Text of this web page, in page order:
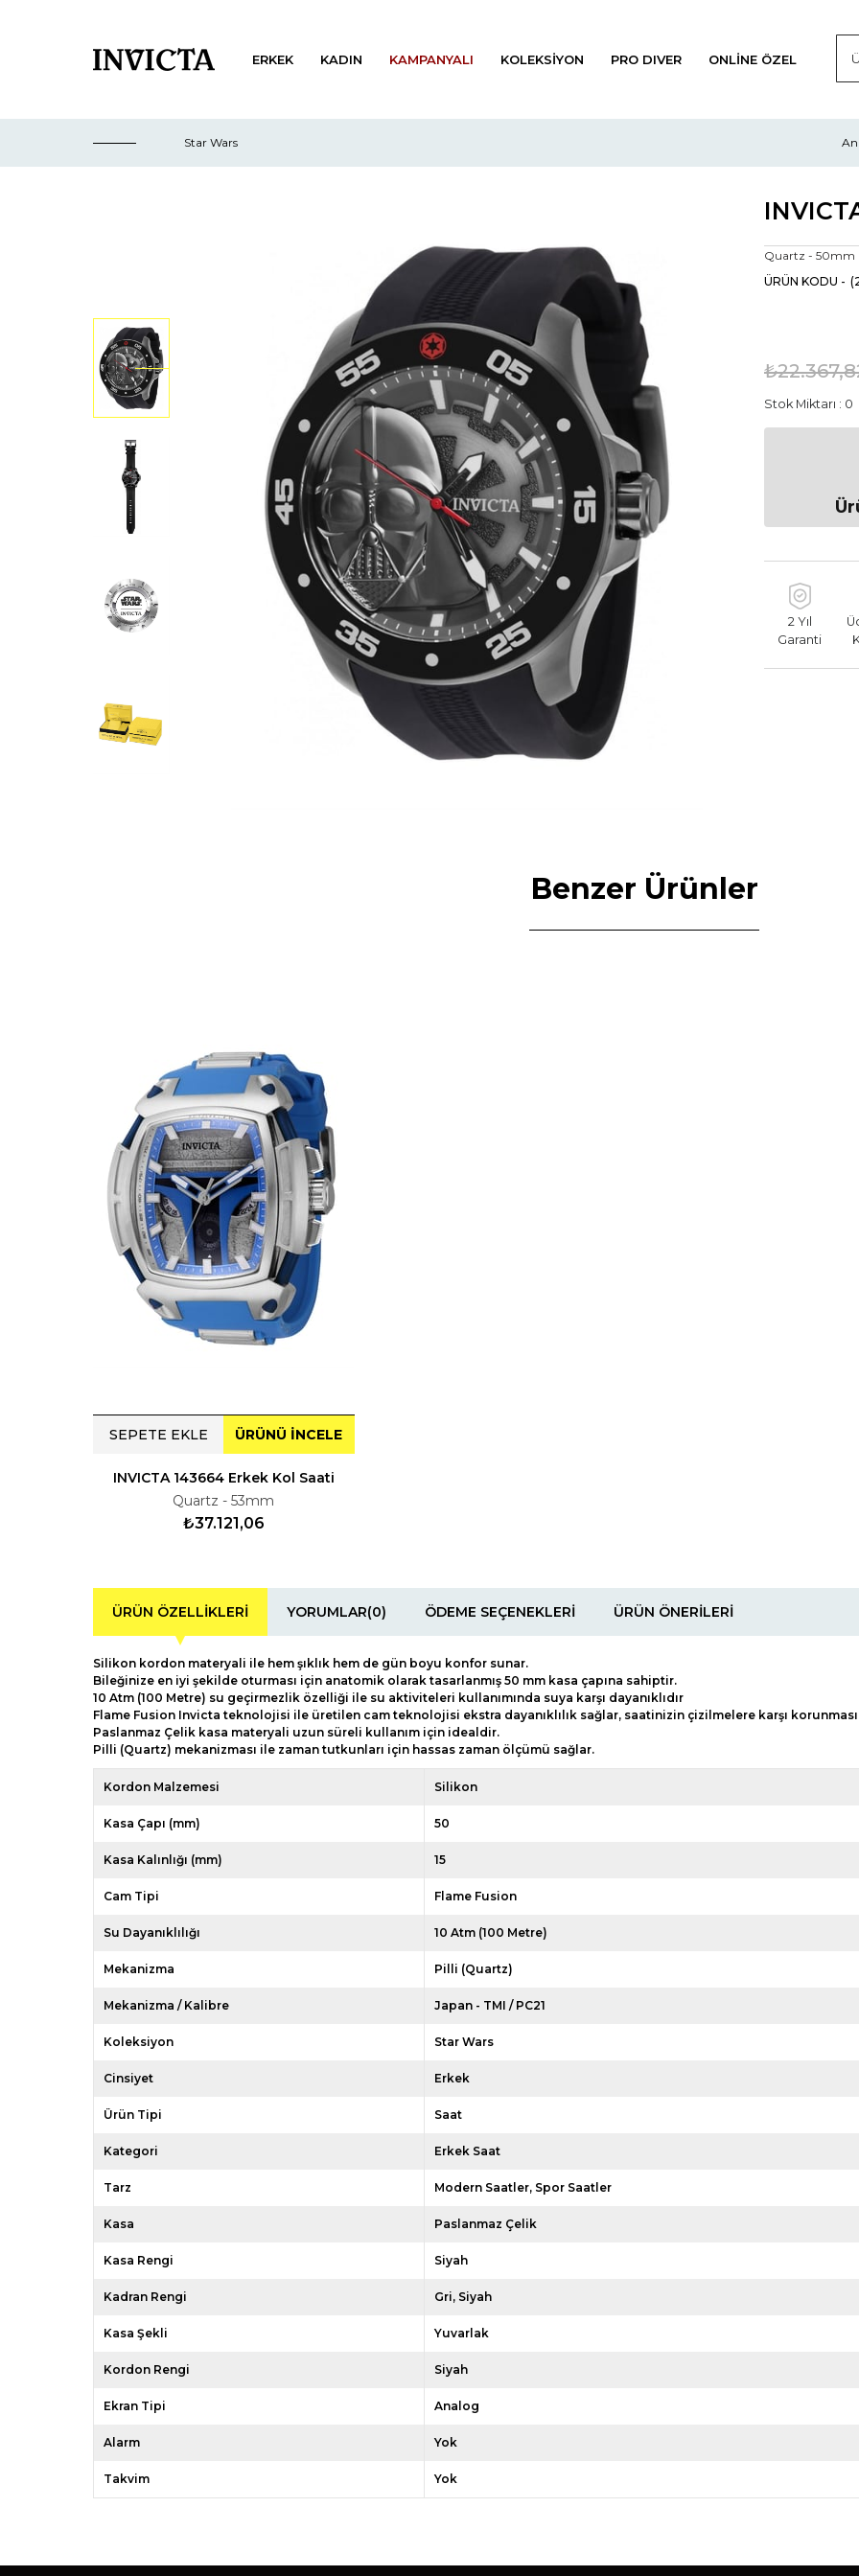
ERKEK KADIN KAMPANYALI KOLEKSIYON PRO DIVER ONLINE ÖZEL
Star Wars
Quartz - 50mm
Stok Miktarı : 0
2 Yıl
Garanti
Benzer Ürünler
INVICTA 143664 Erkek Kol Saati
Quartz - 53mm
₺37.121,06
SEPETE EKLE ÜRÜNÜ İNCELE
ÜRÜN ÖZELLIKLERI YORUMLAR(0) ÖDEME SEÇENEKLERI ÜRÜN ÖNERILERI
Silikon kordon materyali ile hem şıklık hem de gün boyu konfor sunar.
Bileğinize en iyi şekilde oturması için anatomik olarak tasarlanmış 50 mm kasa çapına sahiptir.
10 Atm (100 Metre) su geçirmezlik özelliği ile su aktiviteleri kullanımında suya karşı dayanıklıdır
Flame Fusion Invicta teknolojisi ile üretilen cam teknolojisi ekstra dayanıklılık sağlar, saatinizin çizilmelere karşı
Paslanmaz Çelik kasa materyali uzun süreli kullanım için idealdir.
Pilli (Quartz) mekanizması ile zaman tutkunları için hassas zaman ölçümü sağlar.
Kordon Malzemesi Silikon
Kasa Çapı (mm) 50
Kasa Kalınlığı (mm) 15
Cam Tipi Flame Fusion
Su Dayanıklılığı 10 Atm (100 Metre)
Mekanizma Pilli (Quartz)
Mekanizma / Kalibre Japan - TMI / PC21
Koleksiyon Star Wars
Cinsiyet Erkek
Ürün Tipi Saat
Kategori Erkek Saat
Tarz Modern Saatler Spor Saatler
Kasa Paslanmaz Çelik
Kasa Rengi Siyah
Kadran Rengi Gri Siyah
Kasa Şekli Yuvarlak
Kordon Rengi Siyah
Ekran Tipi Analog
Alarm Yok
Takvim Yok